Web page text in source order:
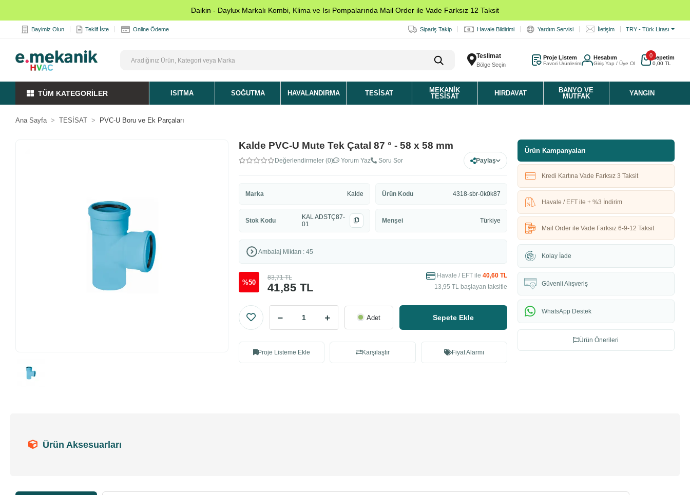
Daikin - Daylux Markalı Kombi, Klima ve Isı Pompalarında Mail Order ile Vade Farksız 12 Taksit
Bayimiz Olun Teklif İste Online Ödeme Sipariş Takip Havale Bildirimi Yardım Servisi İletişim TRY - Türk Lirası
Teslimat
Bölge Seçin
Proje Listem
Favori Ürünlerim
Hesabım
Giriş Yap / Üye Ol
0Sepetim
0,00 TL
TÜM KATEGORİLER ISITMA SOĞUTMA HAVALANDIRMA TESISAT
MEKANIK
TESISAT
HIRDAVAT
BANYO VE
MUTFAK
YANGIN
Ana Sayfa TESİSAT PVC-U Boru ve Ek Parçaları
Kalde PVC-U Mute Tek Çatal 87 ° - 58 x 58 mm
Değerlendirmeler (0) Yorum Yaz Soru Sor Paylaş
Marka Kalde Ürün Kodu 4318-sbr-0k0k87
Stok Kodu
KAL ADSTÇ87-
01
Menşei Türkiye
Ambalaj Miktarı : 45
%50 41,85 TL
83,71 TL Havale / EFT ile 40,60 TL
13,95 TL başlayan taksitle
Adet Sepete Ekle
Proje Listeme Ekle Karşılaştır Fiyat Alarmı
Ürün Kampanyaları
Kredi Kartına Vade Farksız 3 Taksit
Havale / EFT ile + %3 İndirim
Mail Order ile Vade Farksız 6-9-12 Taksit
Kolay İade
Güvenli Alışveriş
WhatsApp Destek
Ürün Önerileri
Ürün Aksesuarları